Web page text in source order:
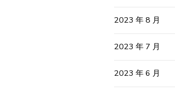
2023 年 8 月
2023 年 7 月
2023 年 6 月